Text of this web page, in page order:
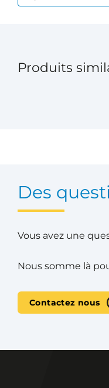
Produits
Des
Vous avez une
Nous somme là
Contactez nous